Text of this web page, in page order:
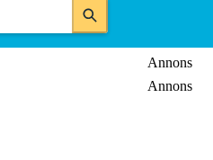
Annons
Annons